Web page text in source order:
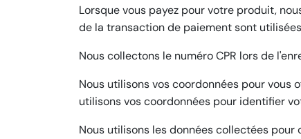
Lorsque vous payez pour votre produit,
de la transaction de paiement sont
Nous collectons le numéro CPR lors de
Nous utilisons vos coordonnées pour vous
utilisons vos coordonnées pour identifier
Nous utilisons les données collectées